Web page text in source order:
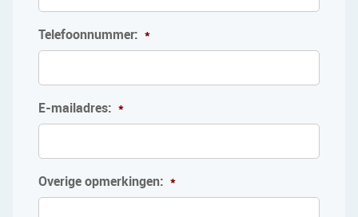
Telefoonnummer: *
E-mailadres: *
Overige opmerkingen: *